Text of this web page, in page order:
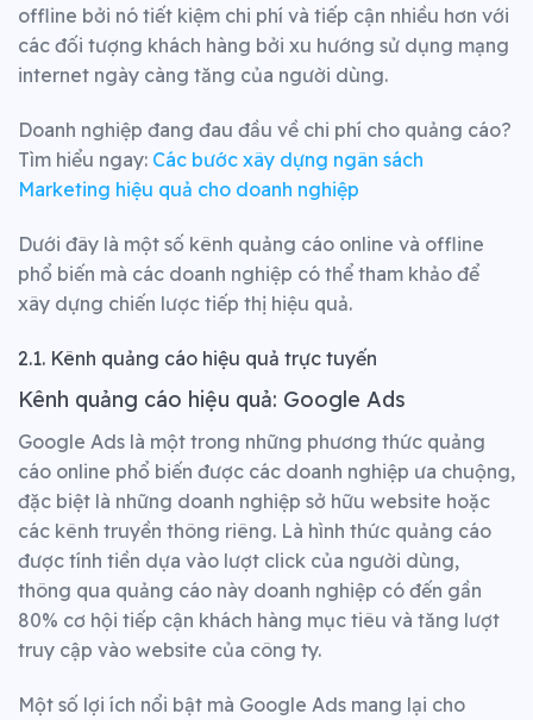
offline bởi nó tiết kiệm chi phí và tiếp cận nhiều hơn với
các đối tượng khách hàng bởi xu hướng sử dụng mạng
internet ngày càng tăng của người dùng.
Doanh nghiệp đang đau đầu về chi phí cho quảng cáo?
Tìm hiểu ngay: Các bước xây dựng ngân sách
Marketing hiệu quả cho doanh nghiệp
Dưới đây là một số kênh quảng cáo online và offline
phổ biến mà các doanh nghiệp có thể tham khảo để
xây dựng chiến lược tiếp thị hiệu quả.
2.1. Kênh quảng cáo hiệu quả trực tuyến
Kênh quảng cáo hiệu quả: Google Ads
Google Ads là một trong những phương thức quảng
cáo online phổ biến được các doanh nghiệp ưa chuộng,
đặc biệt là những doanh nghiệp sở hữu website hoặc
các kênh truyền thông riêng. Là hình thức quảng cáo
được tính tiền dựa vào lượt click của người dùng,
thông qua quảng cáo này doanh nghiệp có đến gần
80% cơ hội tiếp cận khách hàng mục tiêu và tăng lượt
truy cập vào website của công ty.
Một số lợi ích nổi bật mà Google Ads mang lại cho